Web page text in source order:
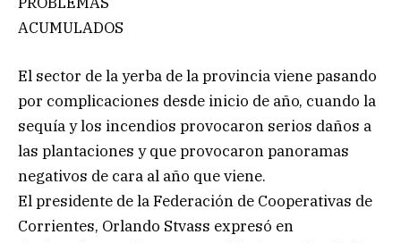
ACUMULADOS
El sector de la yerba de la provincia viene pasando
por complicaciones desde inicio de año, cuando la
sequía y los incendios provocaron serios daños a
las plantaciones y que provocaron panoramas
negativos de cara al año que viene.
El presidente de la Federación de Cooperativas de
Corrientes, Orlando Stvass expresó en